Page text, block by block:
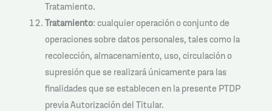
Tratamiento.
Tratamiento: cualquier operación o conjunto de
operaciones sobre datos personales, tales como la
recolección, almacenamiento, uso, circulación o
supresión que se realizará únicamente para las
finalidades que se establecen en la presente PTDP
previa Autorización del Titular.